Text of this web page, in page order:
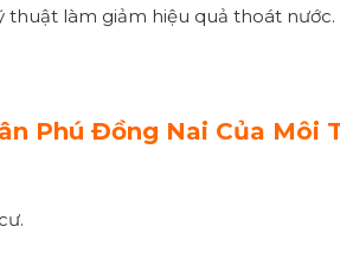
làm giảm hiệu quả thoát nước.
Phú Đồng Nai Của Môi